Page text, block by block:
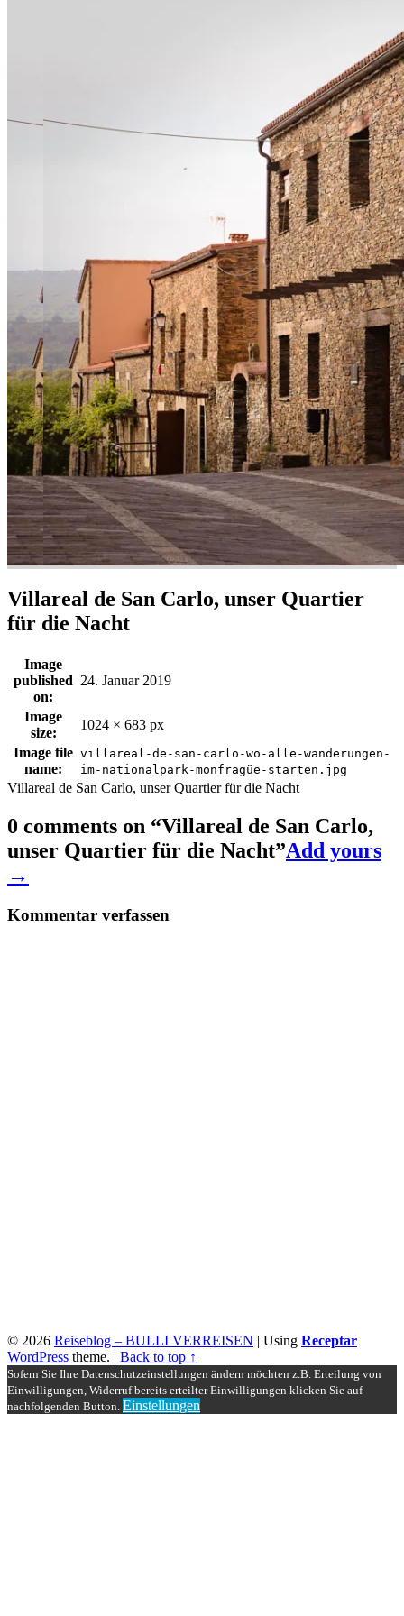
Villareal de San Carlo, unser Quartier
für die Nacht
Image
published
on:
24. Januar 2019
Image
size:
1024 × 683 px
Image file
name:
villareal-de-san-carlo-wo-alle-wanderungen-
im-nationalpark-monfragüe-starten.jpg
Villareal de San Carlo, unser Quartier für die Nacht
0 comments on “Villareal de San Carlo,
unser Quartier für die Nacht”Add yours
→
Kommentar verfassen
© 2026 Reiseblog – BULLI VERREISEN | Using Receptar
WordPress theme. | Back to top ↑
Sofern Sie Ihre Datenschutzeinstellungen ändern möchten z.B. Erteilung von
Einwilligungen, Widerruf bereits erteilter Einwilligungen klicken Sie auf
nachfolgenden Button. Einstellungen